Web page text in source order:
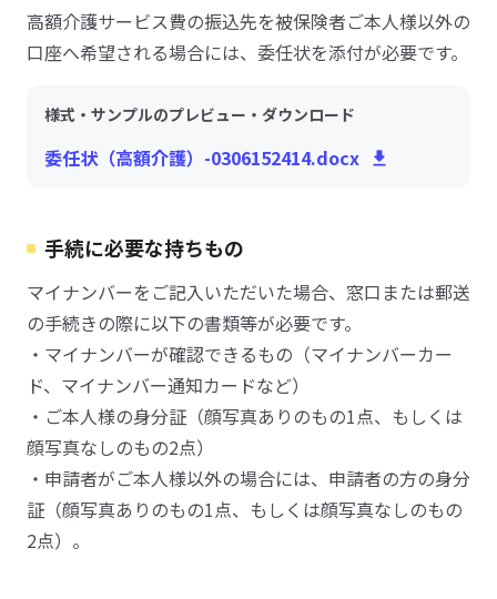
高額介護サービス費の振込先を被保険者ご本人様以外の
口座へ希望される場合には、委任状を添付が必要です。
様式・サンプルのプレビュー・ダウンロード
委任状（高額介護）-0306152414.docx
手続に必要な持ちもの
マイナンバーをご記入いただいた場合、窓口または郵送
の手続きの際に以下の書類等が必要です。
・マイナンバーが確認できるもの（マイナンバーカー
ド、マイナンバー通知カードなど）
・ご本人様の身分証（顔写真ありのもの1点、もしくは
顔写真なしのもの2点）
・申請者がご本人様以外の場合には、申請者の方の身分
証（顔写真ありのもの1点、もしくは顔写真なしのもの
2点）。